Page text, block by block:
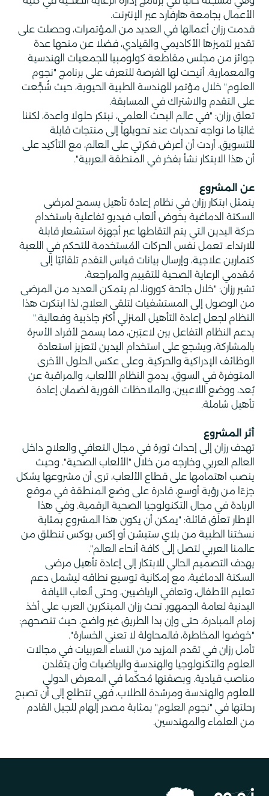
الأعمال بجامعة هارفارد عبر الإنترنت.
قدمت رزان أعمالها في العديد من المؤتمرات، وحصلت على
تقدير لتميزها الأكاديمي والقيادي، فضلا عن منحها عدة
جوائز من مجلس مقاطعة كولومبيا للجمعيات الهندسية
والمعمارية. أتيحت لها الفرصة للتعرف على برنامج "نجوم
العلوم" خلال مؤتمر للهندسة الطبية الحيوية، حيث شُجِّعت
على التقدم والاشتراك في المسابقة.
تعلق رزان: "في عالم البحث العلمي، نبتكر حلولا واعدة، لكننا
غالبًا ما نواجه تحديات عند تحويلها إلى منتجات قابلة
للتسويق. أردت أن أعرض فكرتي على العالم، مع التأكيد على
أن هذا الابتكار نشأ بفخر في المنطقة العربية".
عن المشروع
يتمثل ابتكار رزان في نظام إعادة تأهيل يسمح لمرضى
السكتة الدماغية بخوض ألعاب فيديو تفاعلية باستخدام
حركة اليدين التي يتم التقاطها عبر أجهزة استشعار قابلة
للارتداء. تعمل نفس الحركات المُستخدمة للتحكم في اللعبة
كتمارين علاجية، وإرسال بيانات قياس التقدم تلقائيًا إلى
مُقدمي الرعاية الصحية للتقييم والمراجعة.
تشير رزان: "خلال جائحة كورونا، لم يتمكن العديد من المرضى
من الوصول إلى المستشفيات لتلقي العلاج، لذا ابتكرت هذا
النظام لجعل إعادة التأهيل المنزلي أكثر جاذبية وفعالية."
يدعم النظام التفاعل بين لاعبَين، مما يسمح لأفراد الأسرة
بالمشاركة، ويشجع على استخدام اليدين لتعزيز استعادة
الوظائف الإدراكية والحركية. وعلى عكس الحلول الأخرى
المتوفرة في السوق، يدمج النظام الألعاب، والمراقبة عن
بُعد، ووضع اللاعبين، والملاحظات الفورية لضمان إعادة
تأهيل شاملة.
أثر المشروع
تهدف رزان إلى إحداث ثورة في مجال التعافي والعلاج داخل
العالم العربي وخارجه من خلال "الألعاب الصحية". وحيث
ينصب اهتمامها على قطاع الألعاب، ترى أن مشروعها يشكل
جزءًا من رؤية أوسع، قادرة على وضع المنطقة في موقع
الريادة في مجال التكنولوجيا الصحية الرقمية. وفي هذا
الإطار تعلق قائلة: "يمكن أن يكون هذا المشروع بمثابة
نسختنا الطبية من بلاي ستيشن أو إكس بوكس تنطلق من
عالمنا العربي لتصل إلى كافة أنحاء العالم".
يهدف التصميم الحالي للابتكار إلى إعادة تأهيل مرضى
السكتة الدماغية، مع إمكانية توسيع نطاقه ليشمل دعم
تعليم الأطفال، وتعافي الرياضيين، وحتى ألعاب اللياقة
البدنية لعامة الجمهور. تحث رزان المبتكرين العرب على أخذ
زمام المبادرة، حتى وإن بدا الطريق غير واضح، حيث تنصحهم:
"خوضوا المخاطرة، فالمحاولة لا تعني الخسارة".
تأمل رزان في تقدم المزيد من النساء العربيات في مجالات
العلوم والتكنولوجيا والهندسة والرياضيات وأن يتقلدن
مناصب قيادية. وبصفتها مُحكِّما في المعرض الدولي
للعلوم والهندسة ومرشدة للطلاب، فهي تتطلع إلى أن تصبح
رحلتها في "نجوم العلوم" بمثابة مصدر إلهام للجيل القادم
من العلماء والمهندسين.